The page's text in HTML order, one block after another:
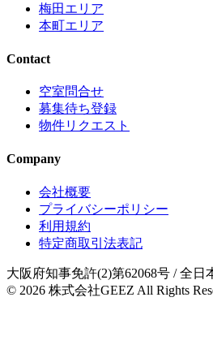
梅田エリア
本町エリア
Contact
空室問合せ
募集待ち登録
物件リクエスト
Company
会社概要
プライバシーポリシー
利用規約
特定商取引法表記
大阪府知事免許(2)第62068号 / 全日
© 2026 株式会社GEEZ All Rights